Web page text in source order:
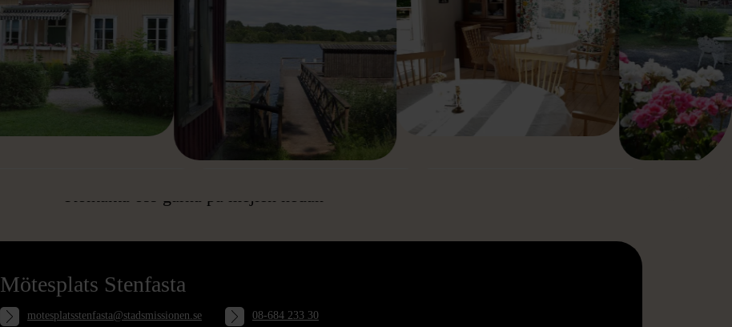
MER OM SENIORKOLLO MER OM KONFERENS ATT HYRA STENFASTA
HAR DU FRÅGOR?
Kontakta oss gärna på mejlen nedan
Mötesplats Stenfasta
motesplatsstenfasta@stadsmissionen.se 08-684 233 30